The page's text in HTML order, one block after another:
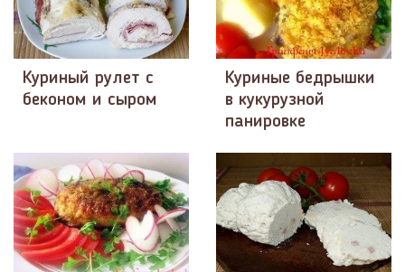
Куриный рулет с
беконом и сыром
Куриные бедрышки
в кукурузной
панировке